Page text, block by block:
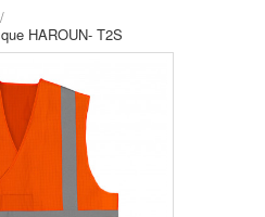
HAROUN- T2S